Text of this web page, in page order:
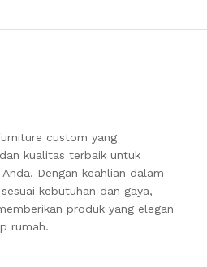
custom yang
kualitas terbaik untuk
Dengan keahlian dalam
kebutuhan dan gaya,
produk yang elegan
rumah.